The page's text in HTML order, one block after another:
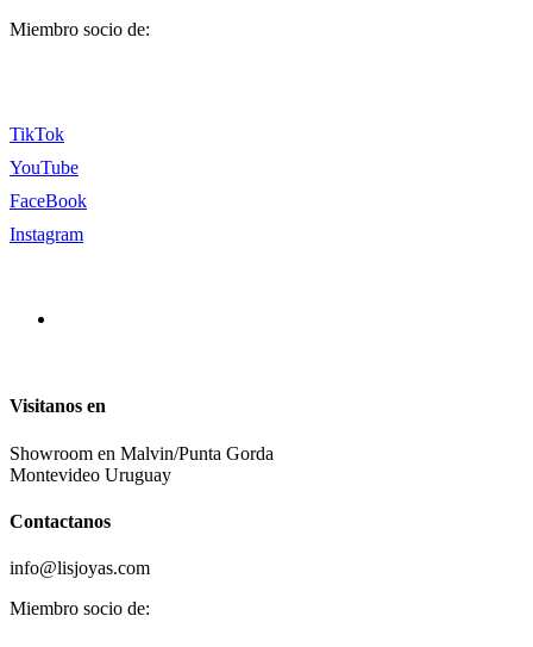
Miembro socio de:
TikTok
YouTube
FaceBook
Instagram
Visitanos en
Showroom en Malvin/Punta Gorda
Montevideo Uruguay
Contactanos
info@lisjoyas.com
Miembro socio de: